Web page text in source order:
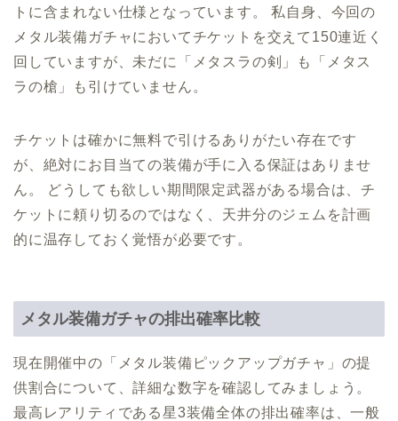
トに含まれない仕様となっています。 私自身、今回の
メタル装備ガチャにおいてチケットを交えて150連近く
回していますが、未だに「メタスラの剣」も「メタス
ラの槍」も引けていません。
チケットは確かに無料で引けるありがたい存在です
が、絶対にお目当ての装備が手に入る保証はありませ
ん。 どうしても欲しい期間限定武器がある場合は、チ
ケットに頼り切るのではなく、天井分のジェムを計画
的に温存しておく覚悟が必要です。
メタル装備ガチャの排出確率比較
現在開催中の「メタル装備ピックアップガチャ」の提
供割合について、詳細な数字を確認してみましょう。
最高レアリティである星3装備全体の排出確率は、一般